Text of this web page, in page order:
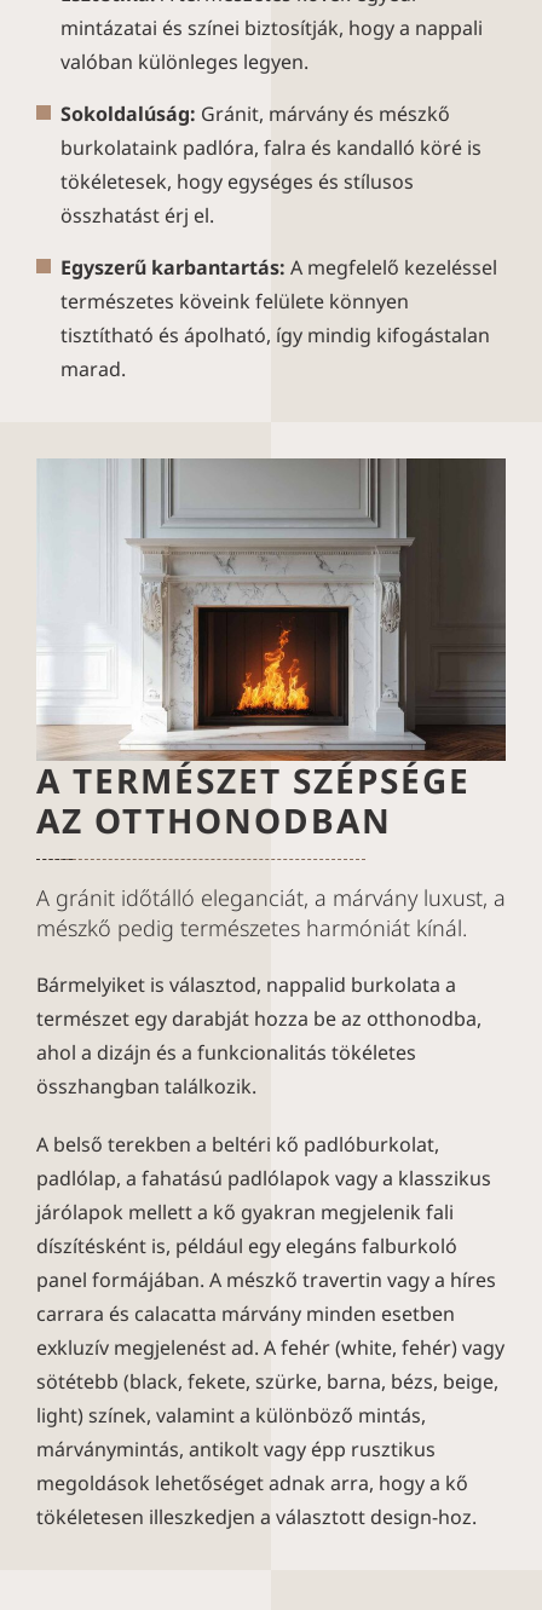
mintázatai és színei biztosítják, hogy a nappali
valóban különleges legyen.
Sokoldalúság: Gránit, márvány és mészkő
burkolataink padlóra, falra és kandalló köré is
tökéletesek, hogy egységes és stílusos
összhatást érj el.
Egyszerű karbantartás: A megfelelő kezeléssel
természetes köveink felülete könnyen
tisztítható és ápolható, így mindig kifogástalan
marad.
A TERMÉSZET SZÉPSÉGE
AZ OTTHONODBAN
A gránit időtálló eleganciát, a márvány luxust, a
mészkő pedig természetes harmóniát kínál.
Bármelyiket is választod, nappalid burkolata a
természet egy darabját hozza be az otthonodba,
ahol a dizájn és a funkcionalitás tökéletes
összhangban találkozik.
A belső terekben a beltéri kő padlóburkolat,
padlólap, a fahatású padlólapok vagy a klasszikus
járólapok mellett a kő gyakran megjelenik fali
díszítésként is, például egy elegáns falburkoló
panel formájában. A mészkő travertin vagy a híres
carrara és calacatta márvány minden esetben
exkluzív megjelenést ad. A fehér (white, fehér) vagy
sötétebb (black, fekete, szürke, barna, bézs, beige,
light) színek, valamint a különböző mintás,
márványmintás, antikolt vagy épp rusztikus
megoldások lehetőséget adnak arra, hogy a kő
tökéletesen illeszkedjen a választott design-hoz.